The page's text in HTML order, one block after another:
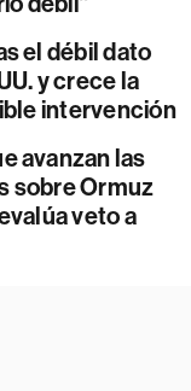
el débil dato
y crece la
intervención
avanzan las
sobre Ormuz
veto a